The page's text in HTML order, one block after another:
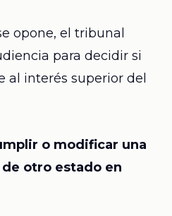
opone, el tribunal
para decidir si
al interés superior del
o modificar una
otro estado en